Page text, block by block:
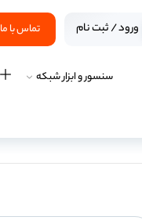
ورود / ثبت نام تماس با ما
سنسور و ابزار شبکه